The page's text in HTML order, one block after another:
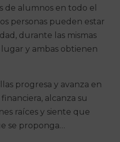
de alumnos en todo el
personas pueden estar
durante las mismas
y ambas obtienen
progresa y avanza en
alcanza su
raíces y siente que
se proponga…